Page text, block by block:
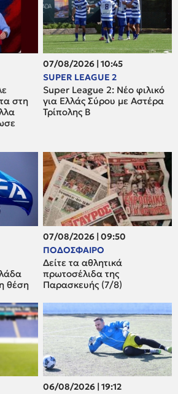
στη
07/08/2026 | 10:45
SUPER LEAGUE 2
Super League 2: Νέο φιλικό
για Ελλάς Σύρου με Αστέρα
Τρίπολης Β
θέση
07/08/2026 | 09:50
ΠΟΔΟΣΦΑΙΡΟ
Δείτε τα αθλητικά
πρωτοσέλιδα της
Παρασκευής (7/8)
06/08/2026 | 19:12